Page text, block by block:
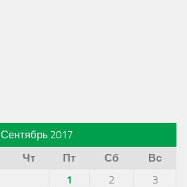
Сентябрь 2017
Чт Пт Сб
Вс
1
2
3